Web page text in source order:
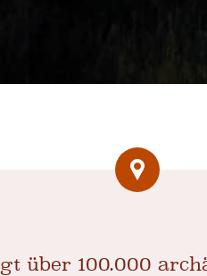
über 100.000